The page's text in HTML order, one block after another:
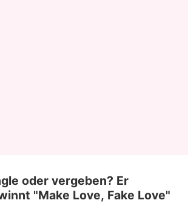
oder vergeben? Er
"Make Love, Fake Love"